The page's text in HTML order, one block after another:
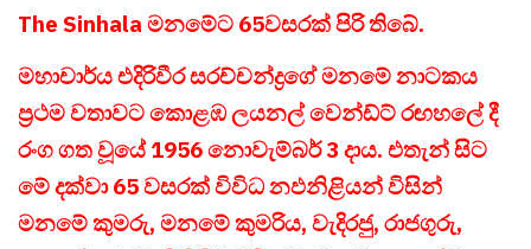
The Sinhala මනමේට 65වසරක් පිරි තිබේ.
මහාචාර්ය එදිරිවීර සරච්චන්ද්‍රගේ මනමේ නාටකය
ප්‍රථම වතාවට කොළඹ ලයනල් වෙන්ඩ්ට් රඟහලේ දී
රංග ගත වූයේ 1956 නොවැම්බර් 3 දාය. එතැන් සිට
මේ දක්වා 65 වසරක් විවිධ නඵනිළියන් විසින්
මනමේ කුමරු, මනමේ කුමරිය, වැදිරජු, රාජගුරු,